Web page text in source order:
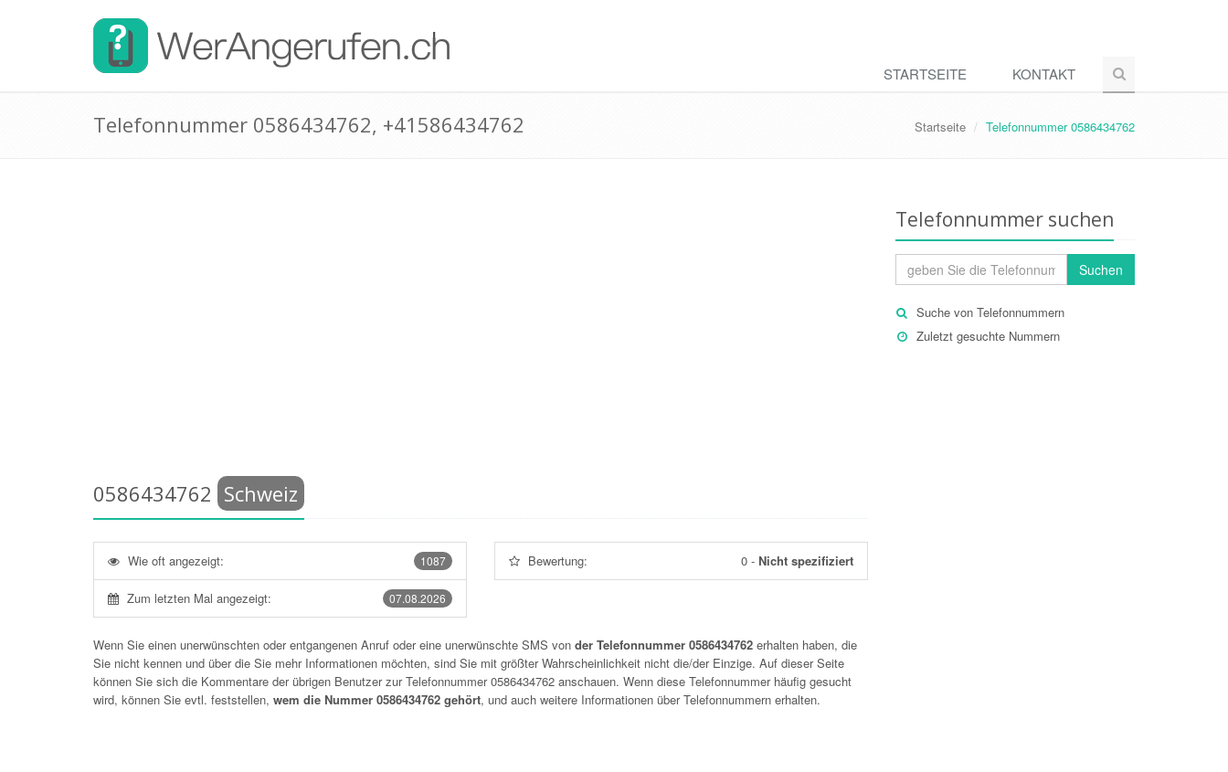
STARTSEITE KONTAKT
Telefonnummer 0586434762, +41586434762 Startseite Telefonnummer 0586434762
0586434762 Schweiz
1087
Wie oft angezeigt:
07.08.2026
Zum letzten Mal angezeigt:
Bewertung: 0- Nicht spezifiziert
Wenn Sie einen unerwünschten oder entgangenen Anruf oder eine unerwünschte SMS von der Telefonnummer 0586434762 erhalten haben, die
Sie nicht kennen und über die Sie mehr Informationen möchten, sind Sie mit größter Wahrscheinlichkeit nicht die/der Einzige. Auf dieser Seite
können Sie sich die Kommentare der übrigen Benutzer zur Telefonnummer0586434762 anschauen. Wenn diese Telefonnummer häufig gesucht
wird, können Sie evtl. feststellen, wem die Nummer 0586434762 gehört, und auch weitere Informationen über Telefonnummern erhalten.
Telefonnummer suchen
Suchen
Suche von Telefonnummern
Zuletzt gesuchte Nummern